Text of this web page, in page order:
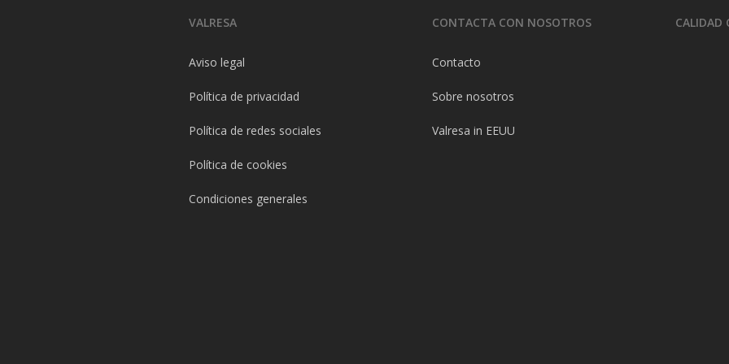
VALRESA
Aviso legal
Política de privacidad
Política de redes sociales
Política de cookies
Condiciones generales
CONTACTA CON NOSOTROS
Contacto
Sobre nosotros
Valresa in EEUU
CALIDAD